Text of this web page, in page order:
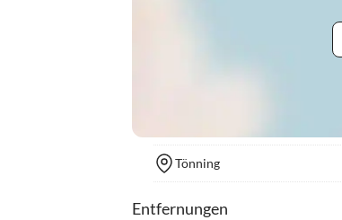
Tönning
Entfernungen